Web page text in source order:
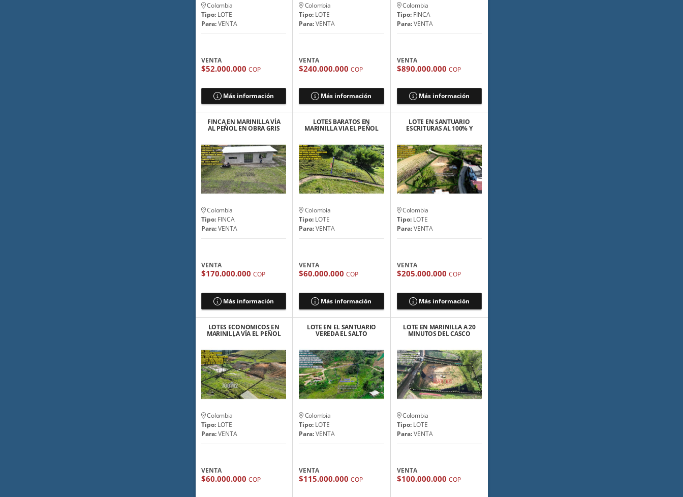
Colombia
Tipo: LOTE
Para:VENTA
VENTA
$52.000.000 COP
Más información
Colombia
Tipo: LOTE
Para:VENTA
VENTA
$240.000.000COP
Más información
Colombia
Tipo:FINCA
Para:VENTA
VENTA
$890.000.000 COP
Más información
FINCA EN MARINILLA VÍA
AL PEÑOL EN OBRA GRIS
Colombia
Tipo: FINCA
Para:VENTA
VENTA
$170.000.000 COP
Más información
LOTES BARATOS EN
MARINILLA VIA EL PEÑOL
Colombia
Tipo: LOTE
Para:VENTA
VENTA
$60.000.000COP
Más información
LOTE EN SANTUARIO
ESCRITURAS AL 100% Y
Colombia
Tipo:LOTE
Para:VENTA
VENTA
$205.000.000 COP
Más información
LOTES ECONÓMICOS EN
MARINILLA VÍA EL PEÑOL
Colombia
Tipo: LOTE
Para:VENTA
VENTA
$60.000.000 COP
LOTE EN EL SANTUARIO
VEREDA EL SALTO
Colombia
Tipo: LOTE
Para:VENTA
VENTA
$115.000.000COP
LOTE EN MARINILLA A 20
MINUTOS DEL CASCO
Colombia
Tipo:LOTE
Para:VENTA
VENTA
$100.000.000 COP